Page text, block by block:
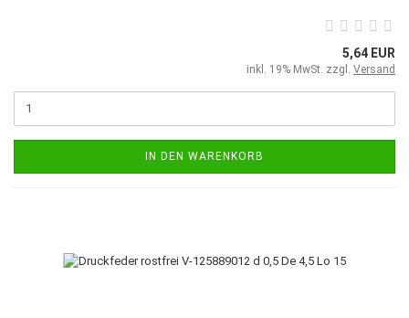
5,64 EUR
inkl. 19% MwSt. zzgl. Versand
IN DEN WARENKORB